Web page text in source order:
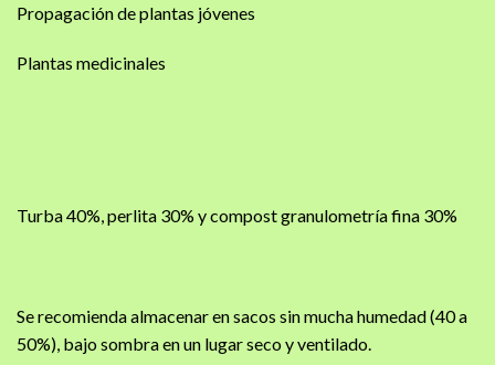
Propagación de plantas jóvenes
Plantas medicinales
Turba 40%, perlita 30% y compost granulometría fina 30%
Se recomienda almacenar en sacos sin mucha humedad (40 a
50%), bajo sombra en un lugar seco y ventilado.